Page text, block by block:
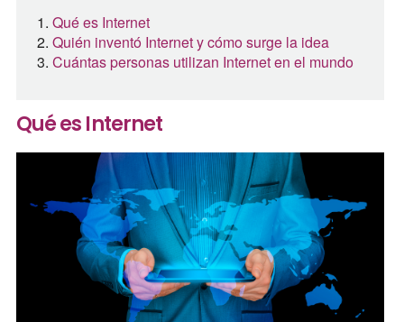
Qué es Internet
Quién inventó Internet y cómo surge la idea
Cuántas personas utilizan Internet en el mundo
Qué es Internet